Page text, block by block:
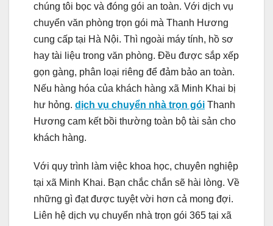
chúng tôi bọc và đóng gói an toàn. Với dịch vụ
chuyển văn phòng trọn gói mà Thanh Hương
cung cấp tại Hà Nội. Thì ngoài máy tính, hồ sơ
hay tài liệu trong văn phòng. Đều được sắp xếp
gọn gàng, phân loại riêng để đảm bảo an toàn.
Nếu hàng hóa của khách hàng xã Minh Khai bị
hư hỏng. dịch vụ chuyển nhà trọn gói Thanh
Hương cam kết bồi thường toàn bộ tài sản cho
khách hàng.
Với quy trình làm việc khoa học, chuyên nghiệp
tại xã Minh Khai. Bạn chắc chắn sẽ hài lòng. Về
những gì đạt được tuyệt vời hơn cả mong đợi.
Liên hệ dịch vụ chuyển nhà trọn gói 365 tại xã